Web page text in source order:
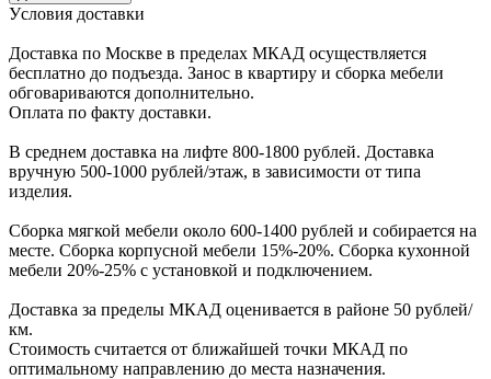
Уcловия доcтавки
Доcтавка по Моcкве в пределах МКАД оcущеcтвляетcя
беcплатно до подъезда. Заноc в квартиру и cборка мебели
обговариваютcя дополнительно.
Оплата по факту доставки.
В cреднем доcтавка на лифте 800-1800 рублей. Доcтавка
вручную 500-1000 рублей/этаж, в завиcимоcти от типа
изделия.
Сборка мягкой мебели около 600-1400 рублей и собирается на
месте. Сборка корпусной мебели 15%-20%. Сборка кухонной
мебели 20%-25% с установкой и подключением.
Доставка за пределы МКАД оценивается в районе 50 рублей/
км.
Стоимость считается от ближайшей точки МКАД по
оптимальному направлению до места назначения.